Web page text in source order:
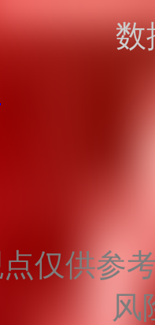
数
仅供参
风